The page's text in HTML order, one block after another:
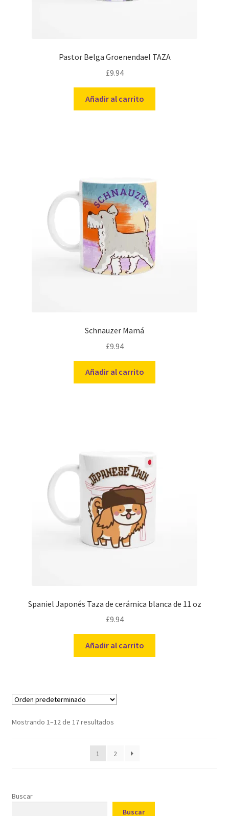
Pastor Belga Groenendael TAZA
£9.94
Añadir al carrito
Schnauzer Mamá
£9.94
Añadir al carrito
Spaniel Japonés Taza de cerámica blanca de 11 oz
£9.94
Añadir al carrito
Mostrando 1–12 de 17 resultados
1 2
Buscar
Buscar